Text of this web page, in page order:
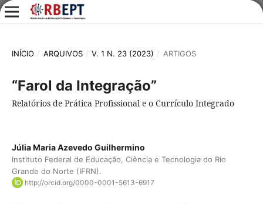
INÍCIO / ARQUIVOS / V. 1 N. 23 (2023) / ARTIGOS
“Farol da Integração”
Relatórios de Prática Profissional e o Currículo Integrado
Júlia Maria Azevedo Guilhermino
Instituto Federal de Educação, Ciência e Tecnologia do Rio
Grande do Norte (IFRN).
http://orcid.org/0000-0001-5613-6917